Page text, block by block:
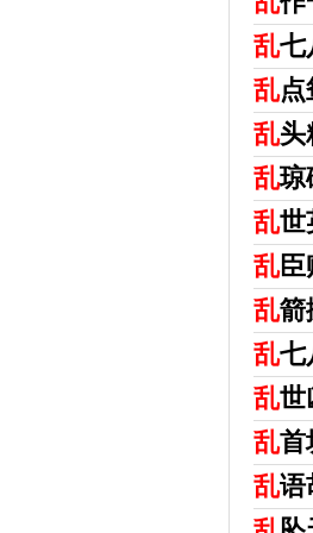
乱七
乱点
乱头
乱琼
乱世
乱臣
乱箭
乱七
乱世
乱首
乱语